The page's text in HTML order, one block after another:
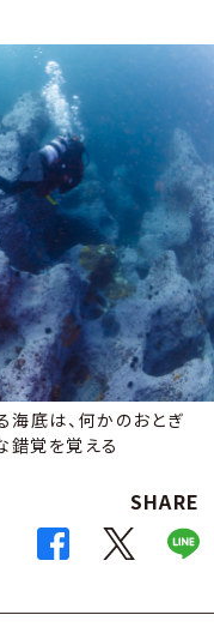
海底は、何かのおとぎ
錯覚を覚える
SHARE